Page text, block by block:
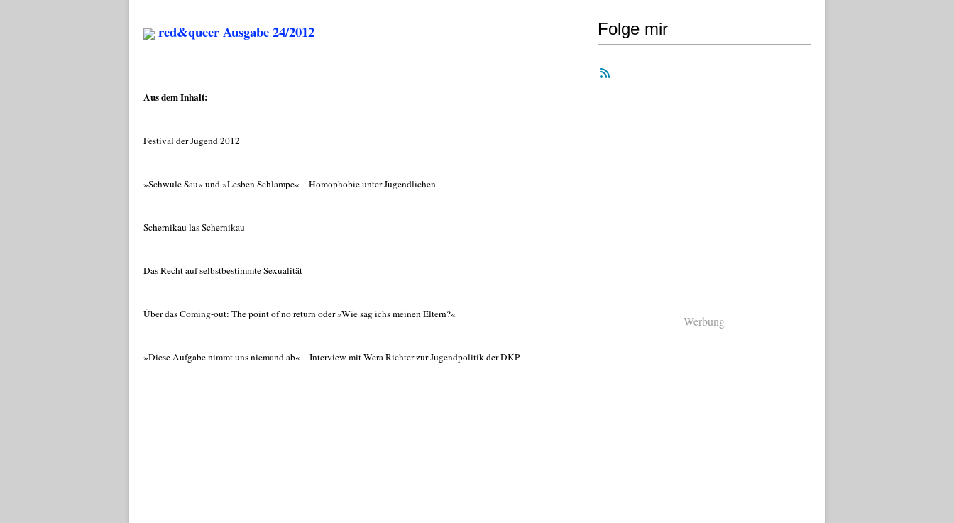
red&queer Ausgabe 24/2012
Aus dem Inhalt:
Festival der Jugend 2012
»Schwule Sau« und »Lesben Schlampe« – Homophobie unter Jugendlichen
Schernikau las Schernikau
Das Recht auf selbstbestimmte Sexualität
Über das Coming-out: The point of no return oder »Wie sag ichs meinen Eltern?«
»Diese Aufgabe nimmt uns niemand ab« – Interview mit Wera Richter zur Jugendpolitik der DKP
Folge mir
Werbung